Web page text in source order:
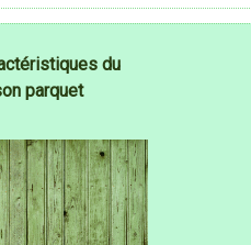
du
parquet